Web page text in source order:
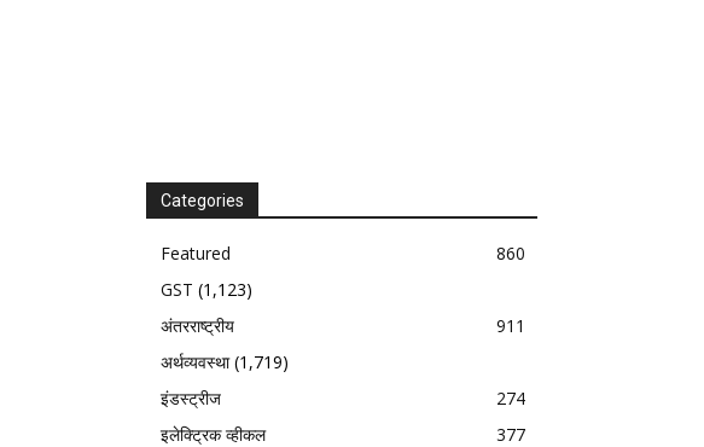
Categories
Featured
860
GST (1,123)
अंतरराष्ट्रीय
911
अर्थव्यवस्था(1,719)
इंडस्ट्रीज
274
इलेक्ट्रिक व्हीकल
377